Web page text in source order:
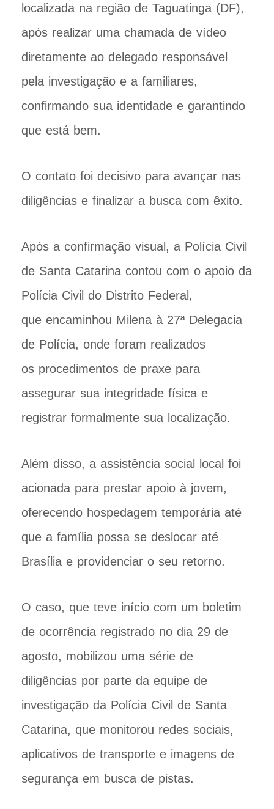
localizada na região de Taguatinga (DF),
após realizar uma chamada de vídeo
diretamente ao delegado responsável
pela investigação e a familiares,
confirmando sua identidade e garantindo
que está bem.
O contato foi decisivo para avançar nas
diligências e finalizar a busca com êxito.
Após a confirmação visual, a Polícia Civil
de Santa Catarina contou com o apoio da
Polícia Civil do Distrito Federal,
que encaminhou Milena à 27ª Delegacia
de Polícia, onde foram realizados
os procedimentos de praxe para
assegurar sua integridade física e
registrar formalmente sua localização.
Além disso, a assistência social local foi
acionada para prestar apoio à jovem,
oferecendo hospedagem temporária até
que a família possa se deslocar até
Brasília e providenciar o seu retorno.
O caso, que teve início com um boletim
de ocorrência registrado no dia 29 de
agosto, mobilizou uma série de
diligências por parte da equipe de
investigação da Polícia Civil de Santa
Catarina, que monitorou redes sociais,
aplicativos de transporte e imagens de
segurança em busca de pistas.